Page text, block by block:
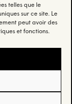
telles que le
sur ce site. Le
peut avoir des
et fonctions.
updated
–